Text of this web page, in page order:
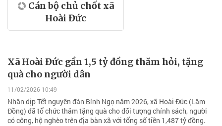
Cán bộ chủ chốt xã
Hoài Đức
Xã Hoài Đức gần 1,5 tỷ đồng thăm hỏi, tặng
quà cho người dân
11/02/2026 10:49
Nhân dịp Tết nguyên đán Bính Ngọ năm 2026, xã Hoài Đức (Lâm
Đồng) đã tổ chức thăm tặng quà cho đối tượng chính sách, người
có công, hộ nghèo trên địa bàn xã với tổng số tiền 1,487 tỷ đồng.